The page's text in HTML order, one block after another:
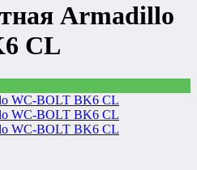
Armadillo
CL